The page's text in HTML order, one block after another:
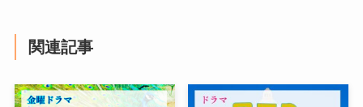
関連記事